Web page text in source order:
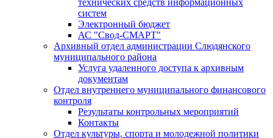
технических средств информационных
систем
Электронный бюджет
АС "Свод-СМАРТ"
Архивный отдел администрации Слюдянского
муниципального района
Услуга удаленного доступа к архивным
документам
Отдел внутреннего муниципального финансового
контроля
Результаты контрольных мероприятий
Контакты
Отдел культуры, спорта и молодежной политики